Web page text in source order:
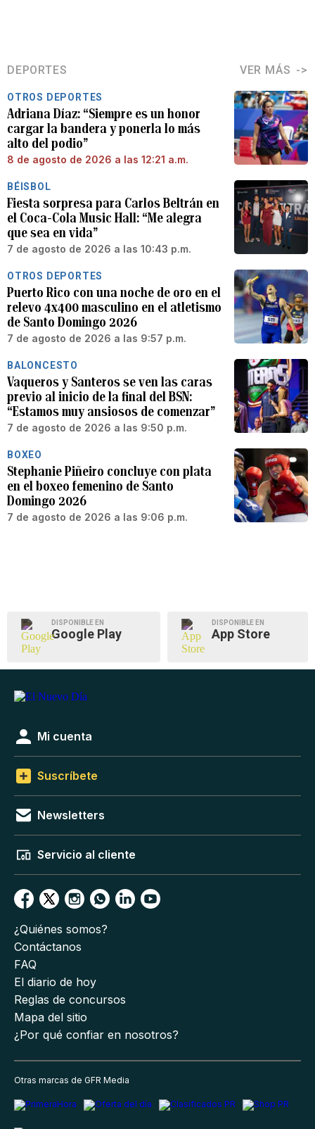
DEPORTES VER MÁS
OTROS DEPORTES
Adriana Díaz: “Siempre es un honor
cargar la bandera y ponerla lo más
alto del podio”
8 de agosto de 2026 a las 12:21 a.m.
BÉISBOL
Fiesta sorpresa para Carlos Beltrán en
el Coca-Cola Music Hall: “Me alegra
que sea en vida”
7 de agosto de 2026 a las 10:43 p.m.
OTROS DEPORTES
Puerto Rico con una noche de oro en el
relevo 4x400 masculino en el atletismo
de Santo Domingo 2026
7 de agosto de 2026 a las 9:57 p.m.
BALONCESTO
Vaqueros y Santeros se ven las caras
previo al inicio de la final del BSN:
“Estamos muy ansiosos de comenzar”
7 de agosto de 2026 a las 9:50 p.m.
BOXEO
Stephanie Piñeiro concluye con plata
en el boxeo femenino de Santo
Domingo 2026
7 de agosto de 2026 a las 9:06 p.m.
DISPONIBLE EN
Google Play
DISPONIBLE EN
App Store
Mi cuenta
Suscríbete
Newsletters
Servicio al cliente
¿Quiénes somos?
Contáctanos
FAQ
El diario de hoy
Reglas de concursos
Mapa del sitio
¿Por qué confiar en nosotros?
Otras marcas de GFR Media